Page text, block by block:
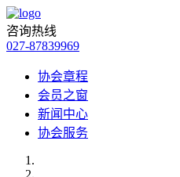
咨询热线
027-87839969
协会章程
会员之窗
新闻中心
协会服务